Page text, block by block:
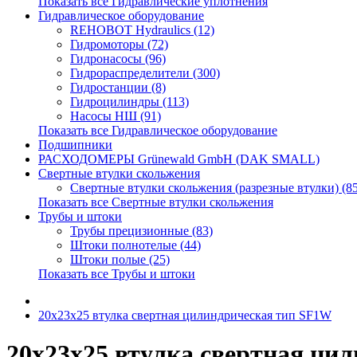
Гидравлическое оборудование
REHOBOT Hydraulics (12)
Гидромоторы (72)
Гидронасосы (96)
Гидрораспределители (300)
Гидростанции (8)
Гидроцилиндры (113)
Насосы НШ (91)
Показать все Гидравлическое оборудование
Подшипники
РАСХОДОМЕРЫ Grünewald GmbH (DAK SMALL)
Свертные втулки скольжения
Свертные втулки скольжения (разрезные втулки)
Показать все Свертные втулки скольжения
Трубы и штоки
Трубы прецизионные (83)
Штоки полнотелые (44)
Штоки полые (25)
Показать все Трубы и штоки
20x23x25 втулка свертная цилиндрическая тип SF1W